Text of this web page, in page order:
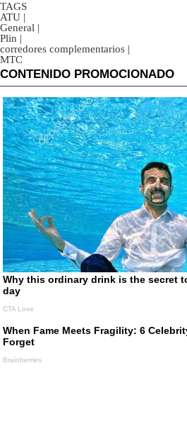
TAGS
ATU |
General |
Plin |
corredores complementarios |
MTC